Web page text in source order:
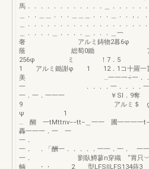
馬．．．．．．．．．．．．＿．．．．．
＿．．＿＿．．．＿＿＿．．．＿．．，、．
＿．．．．．．．．．．．．．．．．．
＿．．．．＿．．．．＿．．．
奢 アルミ鋳物2暮
蔭 総萄0鋤 アル
256φ ミ ！7．5
1 アルミ鋤謝φ 1 12．1コ十羅一旨
美 …一一一÷一．．
一 ．．．．一．．．．一一一
一．一．一一一 ￥Sl．9奪
9 アルミ＄ gza．
ψ 1 12
… 醐 一tMttnv−−tt−＿一一 圃一一一一
轟一一一．一 一
一
一． ．「酬一．．．．．一一．一． 一一
一． 劉臥鱒蓼n穿織 “胃只
輌 ・・ 2 型LFSllLFS134蒔